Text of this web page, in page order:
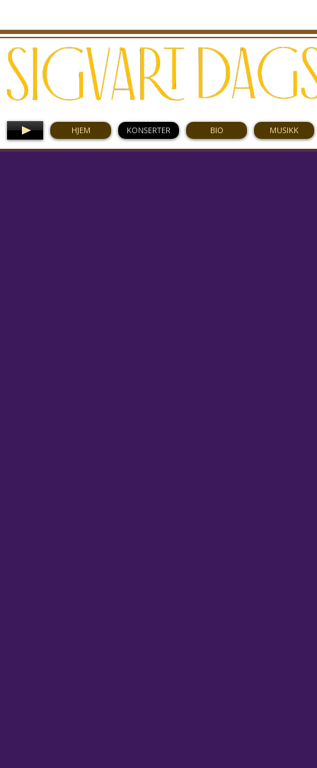
HJEM KONSERTER BIO MUSIKK